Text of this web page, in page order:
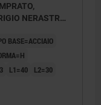
NERASTRO
BASE=ACCIAIO
L1=40
L2=30